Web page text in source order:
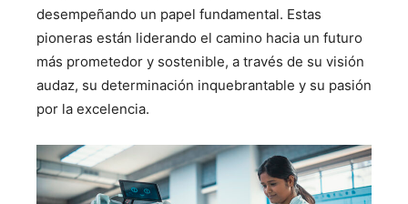
desempeñando un papel fundamental. Estas
pioneras están liderando el camino hacia un futuro
más prometedor y sostenible, a través de su visión
audaz, su determinación inquebrantable y su pasión
por la excelencia.